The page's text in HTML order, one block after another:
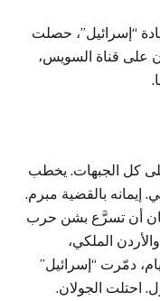
“إسرائيل”، حصلت
على قناة السويس،
كل الجبهات. يخطب
إيمانه بالقضية مبرم.
أن تسرَّع بشن حرب
الملكي،
دمّرت “إسرائيل”
احتلت الجولان.